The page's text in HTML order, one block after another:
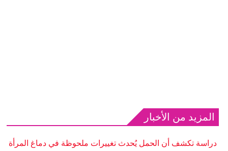
المزيد من الأخبار
دراسة تكشف أن الحمل يُحدث تغييرات ملحوظة في دماغ المرأة